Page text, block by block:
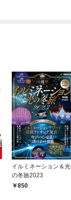
イルミネーション＆光
の冬旅2023
850